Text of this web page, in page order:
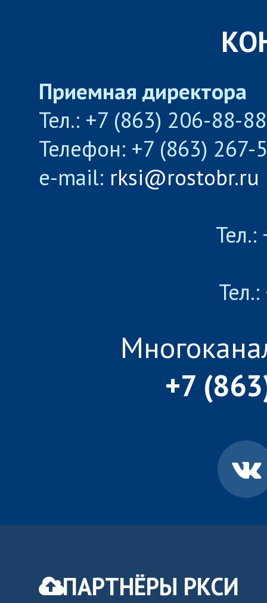
Приемная директора
Тел.: +7 (863) 206-88-
Телефон: +7 (863) 267-
e-mail: rksi@rostobr.ru
+7
ПАРТНЁРЫ РКСИ